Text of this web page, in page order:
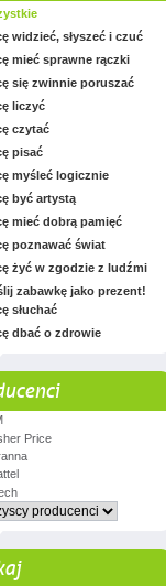
widzieć, słyszeć i czuć
mieć sprawne rączki
się zwinnie poruszać
liczyć
czytać
pisać
myśleć logicznie
być artystą
mieć dobrą pamięć
poznawać świat
żyć w zgodzie z ludźmi
zabawkę jako prezent!
słuchać
dbać o zdrowie
Price